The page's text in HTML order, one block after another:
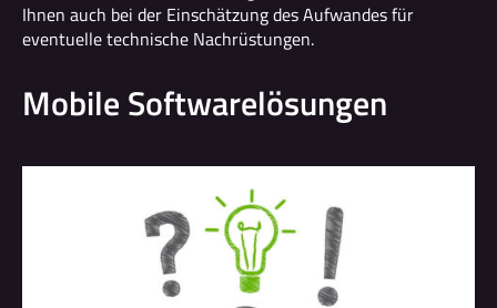
Ihnen auch bei der Einschätzung des Aufwandes für
eventuelle technische Nachrüstungen.
Mobile Softwarelösungen